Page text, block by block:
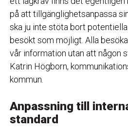
på att tillgänglighetsanpassa
ska ju inte stöta bort
besökt som möjligt. Alla
vår information utan att någon
Katrin Högborn,
kommun.
Anpassning till
standard